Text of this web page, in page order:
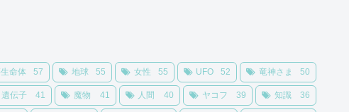
命体 57 地球 55 女性 55 UFO 52 竜神さま 50
遺伝子 41 魔物 41 人間 40 ヤコフ 39 知識 36